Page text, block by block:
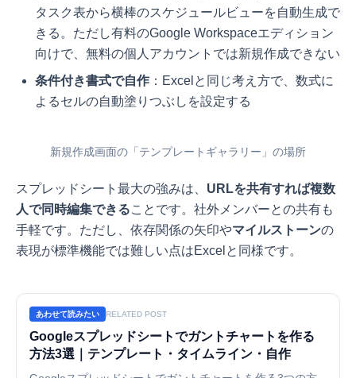
タスク表から横棒のスケジュールビューを自動生成で
きる。ただし有料のGoogle Workspaceエディション
向けで、無料の個人アカウントでは新規作成できない
条件付き書式で自作 ：Excelと同じ考え方で、数式に
よるセルの自動塗りつぶしを設定する
新規作成画面の「テンプレートギャラリー」の場所
スプレッドシート最大の強みは、 URLを共有すれば複数
人で同時編集できることです。社外メンバーとの共有も
手軽です。ただし、依存関係の矢印やマイルストーンの
表現が標準機能では難しい点はExcelと同様です。
あわせて読みたい RELATED POST
Googleスプレッドシートでガントチャートを作る
方法3選｜テンプレート・タイムライン・自作